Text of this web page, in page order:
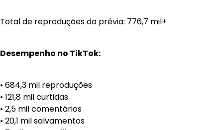
Total de reproduções da prévia: 776,7 mil+
Desempenho no TikTok:
• 684,3 mil reproduções
• 121,8 mil curtidas
• 2,5 mil comentários
• 20,1 mil salvamentos